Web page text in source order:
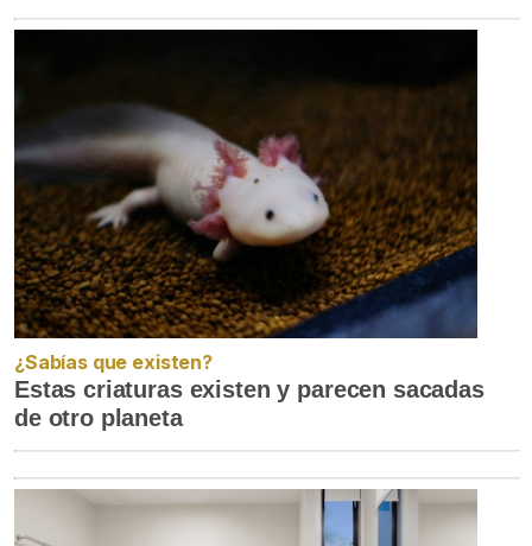
¿Sabías que existen?
Estas criaturas existen y parecen sacadas
de otro planeta